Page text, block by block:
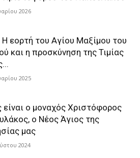
2026
εορτή του Αγίου Μαξίμου του
και η προσκύνηση της Τιμίας
2025
είναι ο μοναχός Χριστόφορος
ο Νέος Άγιος της
μας
2024